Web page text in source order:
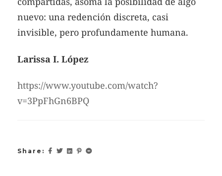
nuevo: una redención discreta, casi
invisible, pero profundamente humana.
Larissa I. López
https://www.youtube.com/watch?
v=3PpFhGn6BPQ
Share: